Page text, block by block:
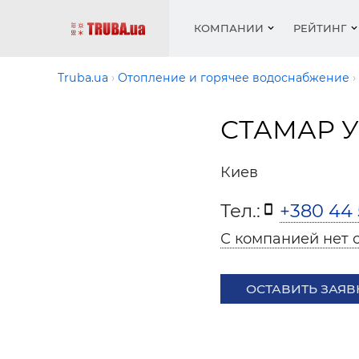
КОМПАНИИ
Котлы
РЕЙТИНГ
Работа
Разное
Холод,
Котлы
Монтаж
Акции
Фото
Truba.ua Отопление и горячее водоснабжение
СТАМАР
Киев
Тел.: +380 44
С компанией нет
ОСТАВИТЬ